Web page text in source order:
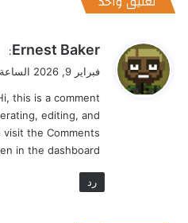
ي
ل
Ernest Baker
:
فبراير 9, 2026 الساعة 10:33 م
this is a comment.
editing, and
the Comments
in the dashboard.
رد